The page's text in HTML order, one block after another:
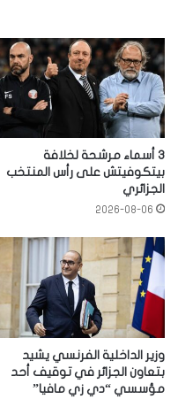
3 أسماء مرشحة لخلافة
بيتكوفيتش على رأس المنتخب
الجزائري
2026-08-06
وزير الداخلية الفرنسي يشيد
بتعاون الجزائر في توقيف أحد
مؤسسي “دي زي مافيا”